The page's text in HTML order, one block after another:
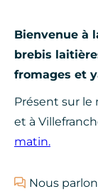
Bienvenue à
brebis
fromages et
Présent sur le
et à
matin.
Nous